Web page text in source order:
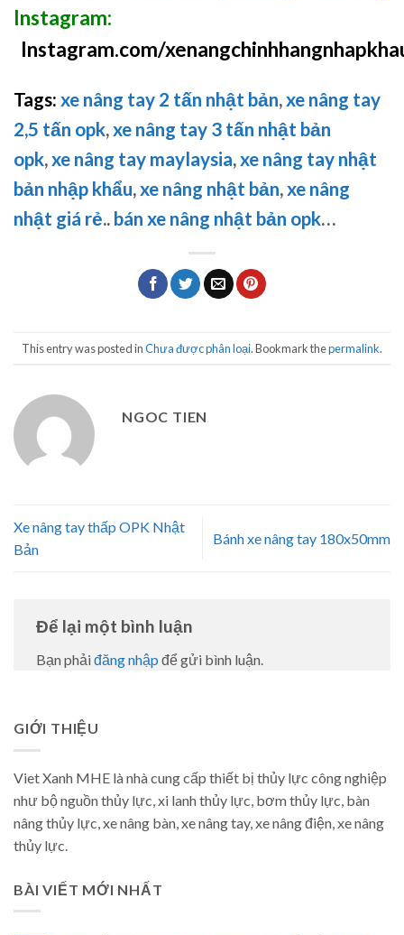
Instagram:
Instagram.com/
Tags: xe nâng tay 2 tấn nhật bản,xe nâng tay
2,5 tấn opk,xe nâng tay 3 tấn nhật bản
opk,xe nâng tay maylaysia,xe nâng tay nhật
bản nhập khẩu,xe nâng nhật bản,xe nâng
nhật giá rẻ.. bán xe nâng nhật bản opk…
This entry was posted inChưa được phân loại. Bookmark thepermalink.
NGOC TIEN
Xe nâng tay thấp OPK Nhật
Bản
Bánh xe nâng tay 180x50mm
Để lại một bình luận
Bạn phải đăng nhập để gửi bình luận.
GIỚI THIỆU
Viet Xanh MHE là nhà cung cấp thiết bị thủy lực công nghiệp
như bộ nguồn thủy lực, xi lanh thủy lực, bơm thủy lực, bàn
nâng thủy lực, xe nâng bàn, xe nâng tay, xe nâng điện, xe nâng
thủy lực.
BÀI VIẾT MỚI NHẤT